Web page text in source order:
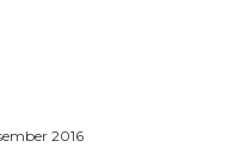
2016oleh